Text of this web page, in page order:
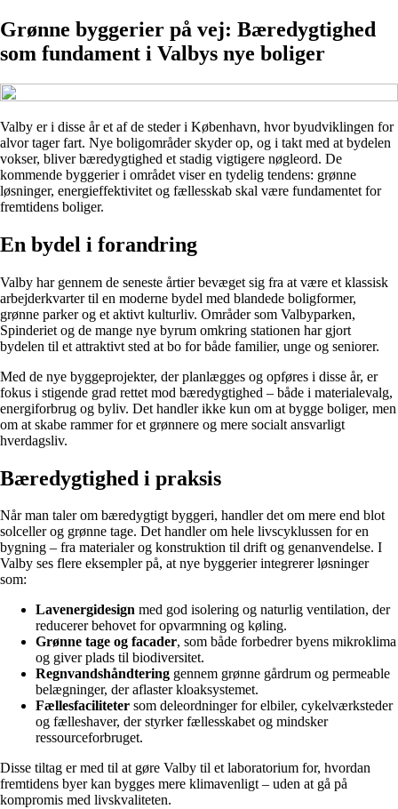
Grønne byggerier på vej: Bæredygtighed
som fundament i Valbys nye boliger
Valby er i disse år et af de steder i København, hvor byudviklingen for
alvor tager fart. Nye boligområder skyder op, og i takt med at bydelen
vokser, bliver bæredygtighed et stadig vigtigere nøgleord. De
kommende byggerier i området viser en tydelig tendens: grønne
løsninger, energieffektivitet og fællesskab skal være fundamentet for
fremtidens boliger.
En bydel i forandring
Valby har gennem de seneste årtier bevæget sig fra at være et klassisk
arbejderkvarter til en moderne bydel med blandede boligformer,
grønne parker og et aktivt kulturliv. Områder som Valbyparken,
Spinderiet og de mange nye byrum omkring stationen har gjort
bydelen til et attraktivt sted at bo for både familier, unge og seniorer.
Med de nye byggeprojekter, der planlægges og opføres i disse år, er
fokus i stigende grad rettet mod bæredygtighed – både i materialevalg,
energiforbrug og byliv. Det handler ikke kun om at bygge boliger, men
om at skabe rammer for et grønnere og mere socialt ansvarligt
hverdagsliv.
Bæredygtighed i praksis
Når man taler om bæredygtigt byggeri, handler det om mere end blot
solceller og grønne tage. Det handler om hele livscyklussen for en
bygning – fra materialer og konstruktion til drift og genanvendelse. I
Valby ses flere eksempler på, at nye byggerier integrerer løsninger
som:
Lavenergidesign med god isolering og naturlig ventilation, der
reducerer behovet for opvarmning og køling.
Grønne tage og facader, som både forbedrer byens mikroklima
og giver plads til biodiversitet.
Regnvandshåndtering gennem grønne gårdrum og permeable
belægninger, der aflaster kloaksystemet.
Fællesfaciliteter som deleordninger for elbiler, cykelværksteder
og fælleshaver, der styrker fællesskabet og mindsker
ressourceforbruget.
Disse tiltag er med til at gøre Valby til et laboratorium for, hvordan
fremtidens byer kan bygges mere klimavenligt – uden at gå på
kompromis med livskvaliteten.